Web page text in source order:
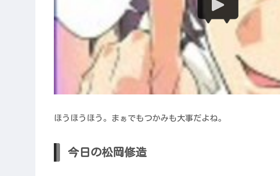
ほうほうほう。まぁでもつかみも大事だよね。
今日の松岡修造